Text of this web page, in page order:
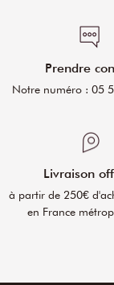
Prendre
Notre numéro : 05
Livraison
à partir de 250€
en France